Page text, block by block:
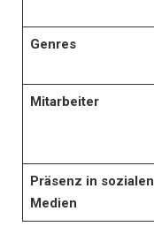
Genres
Mitarbeiter
Präsenz in sozialen
Medien